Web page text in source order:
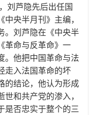
刘芦隐先后出任国
央半月刊》主编，
。刘芦隐在《中央半
革命与反革命》一
。他把中国革命与法
走入法国革命的坏
的结论，他认为形成
和共产党的渗入，
是否忠实于整个的三